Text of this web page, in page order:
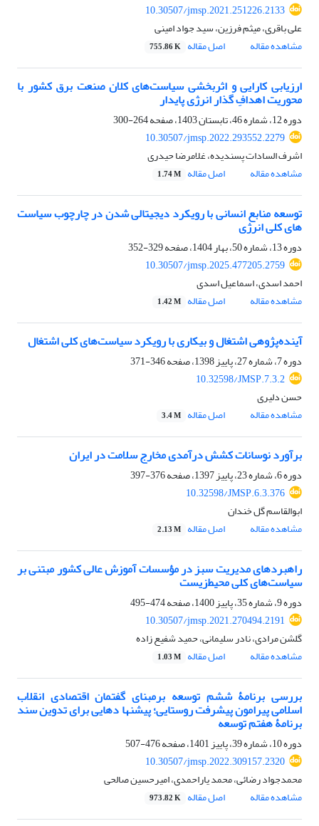
10.30507/jmsp.2021.251226.2133
علی باقری، میثم فرزین، سید جواد امینی
مشاهده مقاله
اصل مقاله 755.86 K
ارزیابی کارایی و اثربخشی سیاست‌های کلان صنعت برق کشور با
محوریت اهدافِ گذار انرژی پایدار
دوره 12، شماره 46، تابستان 1403، صفحه
264-300
10.30507/jmsp.2022.293552.2279
اشرف السادات پسندیده، غلامرضا حیدری
مشاهده مقاله
اصل مقاله 1.74 M
توسعه منابع انسانی با رویکرد دیجیتالی شدن در چارچوب سیاست
های کلی انرژی
دوره 13، شماره 50، بهار 1404، صفحه
329-352
10.30507/jmsp.2025.477205.2759
احمد اسدی، اسماعیل اسدی
مشاهده مقاله
اصل مقاله 1.42 M
آینده‌پژوهی اشتغال و بیکاری با رویکرد سیاست‌های کلی اشتغال
دوره 7، شماره 27، پاییز 1398، صفحه
346-371
10.32598/JMSP.7.3.2
حسن دلیری
مشاهده مقاله
اصل مقاله 3.4 M
برآورد نوسانات کشش درآمدی مخارج سلامت در ایران
دوره 6، شماره 23، پاییز 1397، صفحه
376-397
10.32598/JMSP.6.3.376
ابوالقاسم گل خندان
مشاهده مقاله
اصل مقاله 2.13 M
راهبردهای مدیریت سبز در مؤسسات آموزش عالی کشور مبتنی بر
سیاست‌های کلی محیط‌زیست
دوره 9، شماره 35، پاییز 1400، صفحه
474-495
10.30507/jmsp.2021.270494.2191
گلشن مرادی، نادر سلیمانی، حمید شفیع زاده
مشاهده مقاله
اصل مقاله 1.03 M
بررسی برنامۀ ششم توسعه برمبنای گفتمان اقتصادی انقلاب
اسلامی پیرامون پیشرفت روستایی؛ پیشنها دهایی برای تدوین سند
برنامۀ هفتم توسعه
دوره 10، شماره 39، پاییز 1401، صفحه
476-507
10.30507/jmsp.2022.309157.2320
محمدجواد رضائی، محمد یاراحمدی، امیرحسین صالحی
مشاهده مقاله
اصل مقاله 973.82 K